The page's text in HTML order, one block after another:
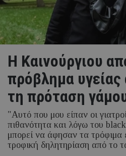
Η Καινούργιου
πρόβλημα
τη πρόταση
"Αυτό που μου είπαν οι
πιθανότητα και λόγω του
μπορεί να άφησαν τα τρόφιμα
τροφική δηλητηρίαση από το